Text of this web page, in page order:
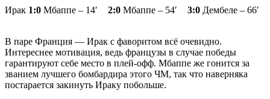
Ирак 1:0 Мбаппе – 14′ 2:0 Мбаппе – 54′ 3:0 Дембеле – 66′
В паре Франция — Ирак с фаворитом всё очевидно.
Интереснее мотивация, ведь французы в случае победы
гарантируют себе место в плей-офф. Мбаппе же гонится за
званием лучшего бомбардира этого ЧМ, так что наверняка
постарается закинуть Ираку побольше.